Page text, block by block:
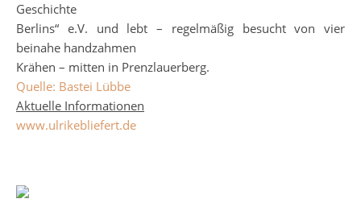
Geschichte
Berlins“ e.V. und lebt – regelmäßig besucht von vier
beinahe handzahmen
Krähen – mitten in Prenzlauerberg.
Quelle: Bastei Lübbe
Aktuelle Informationen
www.ulrikebliefert.de